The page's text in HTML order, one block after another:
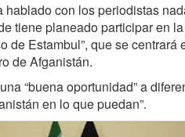
con los periodistas
tiene planeado participar en la
de Estambul”, que se centrará
de Afganistán.
“buena oportunidad” a
en lo que puedan”.